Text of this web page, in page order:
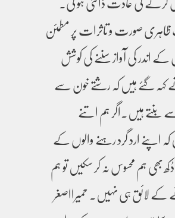
صورت و تاثرات پر مطمئن
اندر کی آواز سننے کی کوشش
گئے ہیں کہ رشتے خون سے
ہیں۔اگر ہم اتنے
اپنے ارد گرد رہنے والوں کے
بھی ہم محسوس نہ کر سکیں تو ہم
کے لائق ہی نہیں۔ حمیرااصغر